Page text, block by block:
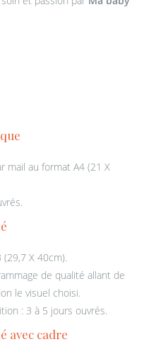
mail au format A4 (21 X
X 40cm).
de qualité allant de
le visuel choisi.
: 3 à 5 jours ouvrés.
avec cadre